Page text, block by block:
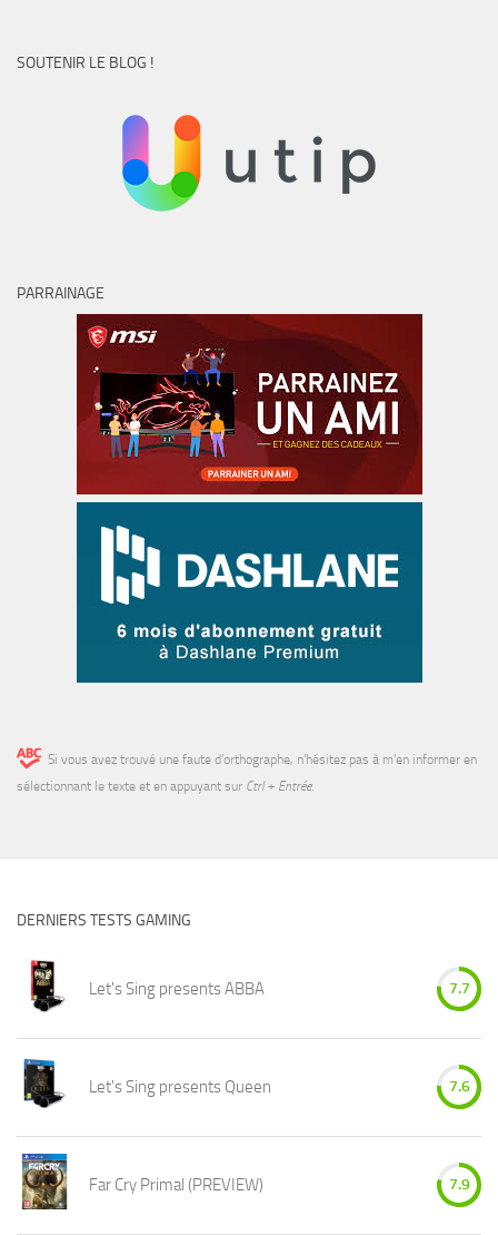
SOUTENIR LE BLOG !
PARRAINAGE
Si vous avez trouvé une faute d’orthographe, n'hésitez pas à m'en informer en
sélectionnant le texte et en appuyant sur Ctrl + Entrée.
DERNIERS TESTS GAMING
Let's Sing presents ABBA 7.7
Let's Sing presents Queen 7.6
Far Cry Primal (PREVIEW) 7.9